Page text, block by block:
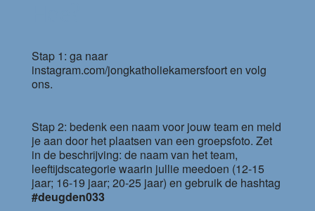
Stap 1: ga naar
instagram.com/jongkatholiekamersfoort en volg
ons.
Stap 2: bedenk een naam voor jouw team en meld
je aan door het plaatsen van een groepsfoto. Zet
in de beschrijving: de naam van het team,
leeftijdscategorie waarin jullie meedoen (12-15
jaar; 16-19 jaar; 20-25 jaar) en gebruik de hashtag
#deugden033